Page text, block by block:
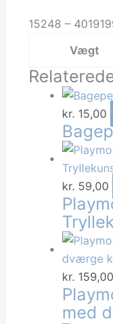
15248 –
Vægt
kr. 15,00
kr. 59,00
kr. 159,00
med